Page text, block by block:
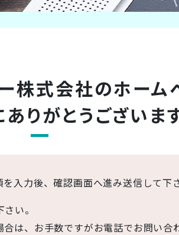
株式会社のホーム
りがとうございます
入力後、確認画面へ進み送信して下
い。
は、お手数ですがお電話でお問い合